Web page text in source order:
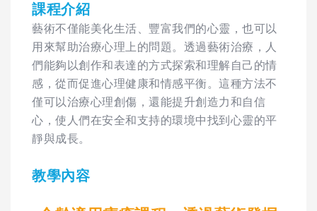
課程介紹
藝術不僅能美化生活、豐富我們的心靈，也可以
用來幫助治療心理上的問題。透過藝術治療，人
們能夠以創作和表達的方式探索和理解自己的情
感，從而促進心理健康和情感平衡。這種方法不
僅可以治療心理創傷，還能提升創造力和自信
心，使人們在安全和支持的環境中找到心靈的平
靜與成長。
教學內容